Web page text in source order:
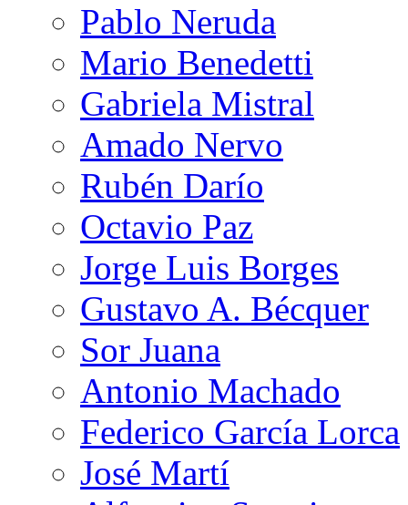
Pablo Neruda
Mario Benedetti
Gabriela Mistral
Amado Nervo
Rubén Darío
Octavio Paz
Jorge Luis Borges
Gustavo A. Bécquer
Sor Juana
Antonio Machado
Federico García Lorca
José Martí